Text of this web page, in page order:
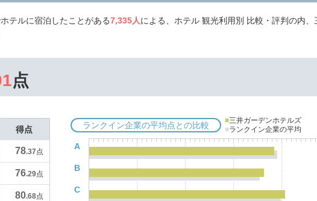
テルに宿泊したことがある7,335人による、ホテル 観光利用別 比較・評判の内、
点
得点
78.37点
76.29点
80.68点
ランクイン企業の平均点との比較 ■三井ガーデンホテルズ
■ランクイン企業の平均
A
B
C